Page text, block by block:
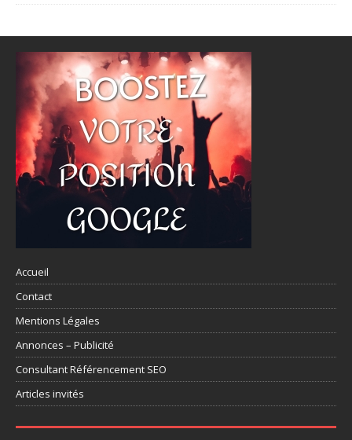
Accueil
Contact
Mentions Légales
Annonces – Publicité
Consultant Référencement SEO
Articles invités